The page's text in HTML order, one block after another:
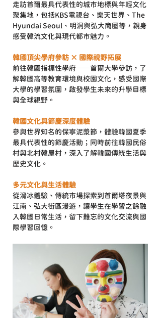
走訪首爾最具代表性的城市地標與年輕文化
聚集地，包括KBS電視台、樂天世界、The
Hyundai Seoul、明洞與弘大商圈等，親身
感受韓流文化與現代都市魅力。
韓國頂尖學府參訪 × 國際視野拓展
前往韓國指標性學府——首爾大學參訪，了
解韓國高等教育環境與校園文化，感受國際
大學的學習氛圍，啟發學生未來的升學目標
與全球視野。
韓國文化與節慶深度體驗
參與世界知名的保寧泥漿節，體驗韓國夏季
最具代表性的節慶活動；同時前往韓國民俗
村與北村韓屋村，深入了解韓國傳統生活與
歷史文化。
多元文化與生活體驗
從滑冰體驗、傳統市場探索到首爾塔夜景與
江南、弘大街區漫遊，讓學生在學習之餘融
入韓國日常生活，留下難忘的文化交流與國
際學習回憶。